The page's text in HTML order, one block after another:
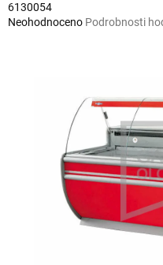
6130054
Průměrné
Neohodnoceno Podrobnosti